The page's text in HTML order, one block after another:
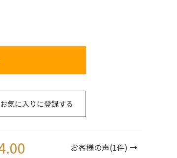
お気に入りに登録する
お客様の声(1件)